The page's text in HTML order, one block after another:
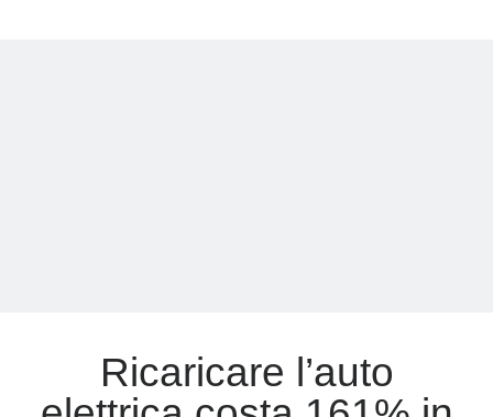
Ricaricare l’auto